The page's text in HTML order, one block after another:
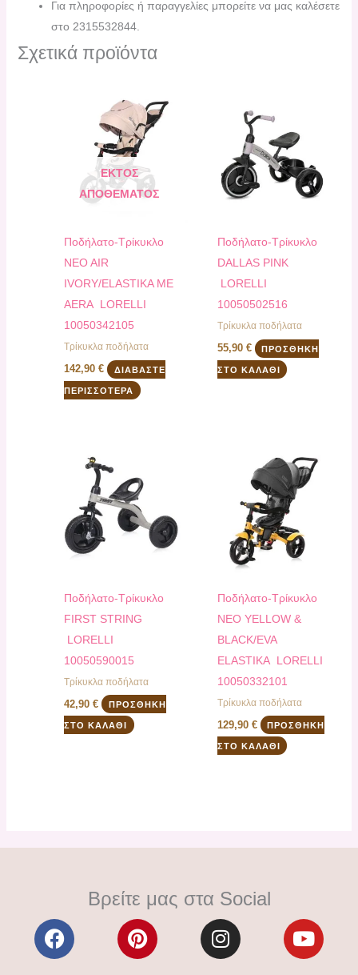
Για πληροφορίες ή παραγγελίες μπορείτε να μας καλέσετε
στο 2315532844.
Σχετικά προϊόντα
ΕΚΤΌΣ
ΑΠΟΘΈΜΑΤΟΣ
Ποδήλατο-Τρίκυκλο
NEO AIR
IVORY/ELASTIKA ME
AERA LORELLI
10050342105
Τρίκυκλα ποδήλατα
142,90€ ΔΙΑΒΆΣΤΕ
ΠΕΡΙΣΣΌΤΕΡΑ
Ποδήλατο-Τρίκυκλο
DALLAS PINK
LORELLI
10050502516
Τρίκυκλα ποδήλατα
55,90 € ΠΡΟΣΘΉΚΗ
ΣΤΟ ΚΑΛΆΘΙ
Ποδήλατο-Τρίκυκλο
FIRST STRING
LORELLI
10050590015
Τρίκυκλα ποδήλατα
42,90€ ΠΡΟΣΘΉΚΗ
ΣΤΟ ΚΑΛΆΘΙ
Ποδήλατο-Τρίκυκλο
ΝΕΟ YELLOW &
BLACK/EVA
ELASTIKA LORELLI
10050332101
Τρίκυκλα ποδήλατα
129,90 € ΠΡΟΣΘΉΚΗ
ΣΤΟ ΚΑΛΆΘΙ
Βρείτε μας στα Social
F
a
P
i
I
n
Y
o